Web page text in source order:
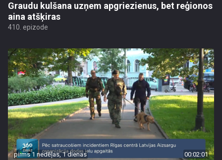
Graudu kulšana uzņem apgriezienus, bet reģionos
aina atšķiras
410. epizode
pirms 1 nedēļas, 1 dienas 00:02:01